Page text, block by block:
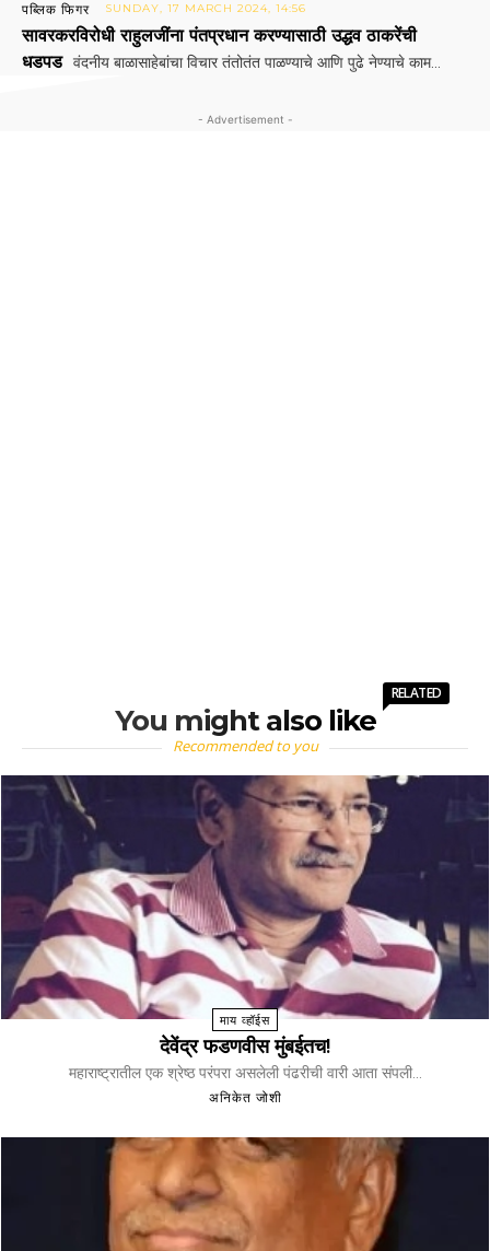
पब्लिक फिगर SUNDAY, 17 MARCH 2024, 14:56
सावरकरविरोधी राहुलजींना पंतप्रधान करण्यासाठी उद्धव ठाकरेंची
धडपड वंदनीय बाळासाहेबांचा विचार तंतोतंत पाळण्याचे आणि पुढे नेण्याचे काम...
- Advertisement -
You might also like
RELATED
Recommended to you
माय व्हॉईस
देवेंद्र फडणवीस मुंबईतच!
महाराष्ट्रातील एक श्रेष्ठ परंपरा असलेली पंढरीची वारी आता संपली...
अनिकेत जोशी